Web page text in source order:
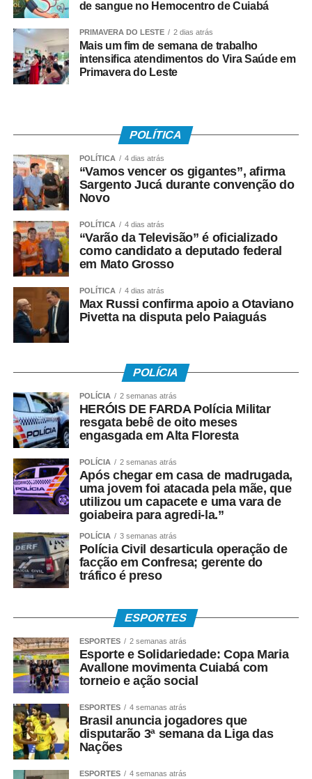
em 2024;
• Recebeu remuneração média mensal de até R$ 2.766
no ano-base;
• Teve os dados corretamente informados pelo
Instituído pela Lei nº 7.998/90, o abono salarial pode
chegar até a um salário mínimo, proporcional ao
período trabalhado. Os recursos vêm do Fundo de
Amparo ao Trabalhador (FAT), com a habilitação feita
pelo Ministério do Trabalho e Emprego.
Como o pagamento é feito
Para trabalhadores da iniciativa privada (PIS)
• A Caixa Econômica Federal realiza o pagamento
prioritariamente por:
• Crédito em conta corrente ou poupança da Caixa;
• Depósito em Poupança Social Digital, movimentada
Quem não possui conta pode sacar:
• Com Cartão Social e senha em lotéricas, caixas
eletrônicos e correspondentes CAIXA Aqui;
• Nas agências, com documento oficial com foto;
Para servidores públicos
(Pasep)
O Banco do Brasil faz o pagamento por:
• Crédito em conta bancária;
• Transferência via TED ou Pix;
• Saque presencial nas agências, para quem não é
correntista e não possui chave Pix.
Como consultar
de sangue no Hemocentro de Cuiabá
PRIMAVERA DO LESTE 2 dias atrás
Mais um fim de semana de trabalho
intensifica atendimentos do Vira Saúde em
Primavera do Leste
POLÍTICA
POLÍTICA 4 dias atrás
“Vamos vencer os gigantes”, afirma
Sargento Jucá durante convenção do
Novo
POLÍTICA 4 dias atrás
“Varão da Televisão” é oficializado
como candidato a deputado federal
em Mato Grosso
POLÍTICA 4 dias atrás
Max Russi confirma apoio a Otaviano
Pivetta na disputa pelo Paiaguás
POLÍCIA
POLÍCIA 2 semanas atrás
HERÓIS DE FARDA Polícia Militar
resgata bebê de oito meses
engasgada em Alta Floresta
POLÍCIA 2 semanas atrás
Após chegar em casa de madrugada,
uma jovem foi atacada pela mãe, que
utilizou um capacete e uma vara de
goiabeira para agredi-la.”
POLÍCIA 3 semanas atrás
Polícia Civil desarticula operação de
facção em Confresa; gerente do
tráfico é preso
ESPORTES
ESPORTES 2 semanas atrás
Esporte e Solidariedade: Copa Maria
Avallone movimenta Cuiabá com
torneio e ação social
ESPORTES 4 semanas atrás
Brasil anuncia jogadores que
disputarão 3ª semana da Liga das
Nações
ESPORTES 4 semanas atrás